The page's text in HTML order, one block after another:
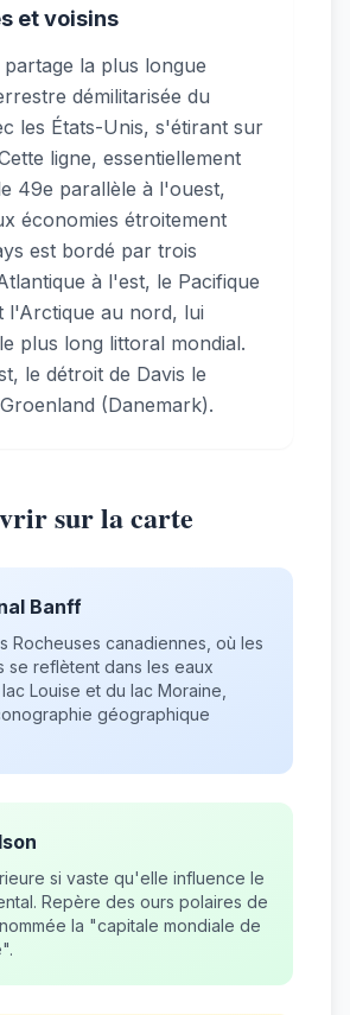
et voisins
partage la plus longue
démilitarisée du
les États-Unis, s'étirant sur
ligne, essentiellement
49e parallèle à l'ouest,
économies étroitement
est bordé par trois
à l'est, le Pacifique
l'Arctique au nord, lui
plus long littoral mondial.
le détroit de Davis le
(Danemark).
sur la carte
Banff
Rocheuses canadiennes, où les
se reflètent dans les eaux
Louise et du lac Moraine,
géographique
si vaste qu'elle influence le
Repère des ours polaires de
la "capitale mondiale de